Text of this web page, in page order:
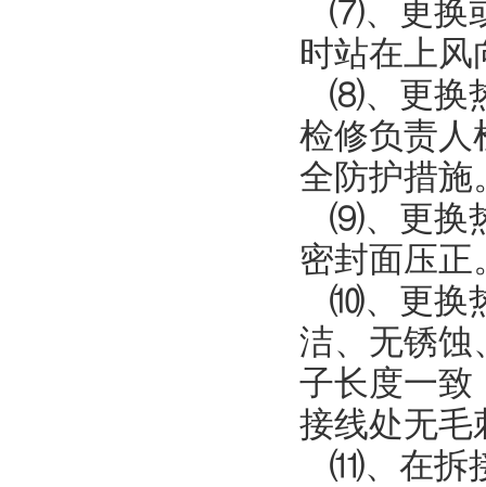
⑺、更换
时站在上风
⑻、更换
检修负责人
全防护措施
⑼、更换
密封面压正
⑽、更换
洁、无锈蚀
子长度一致
接线处无毛
⑾、在拆